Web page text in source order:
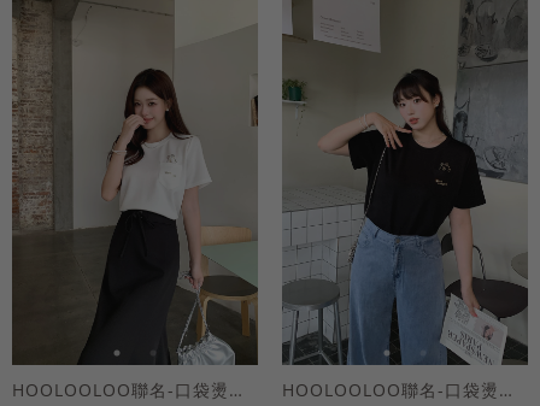
HOOLOOLOO聯名-口袋燙金KUKU熊短袖上衣 HOOLOOLOO聯名-口袋燙金KUKU熊短袖上衣